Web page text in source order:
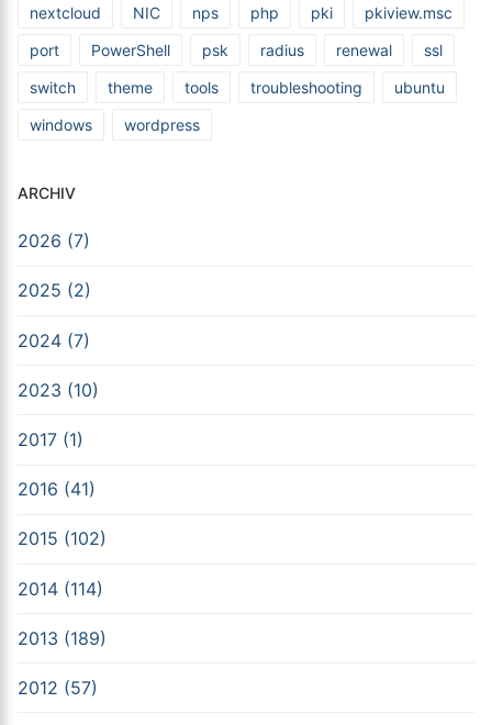
nextcloud
NIC nps php pki
pkiview.msc
port
PowerShell psk radius renewal
ssl
switch
theme tools troubleshooting
ubuntu
windows
wordpress
ARCHIV
2026 (7)
2025 (2)
2024 (7)
2023 (10)
2017 (1)
2016 (41)
2015 (102)
2014 (114)
2013 (189)
2012 (57)